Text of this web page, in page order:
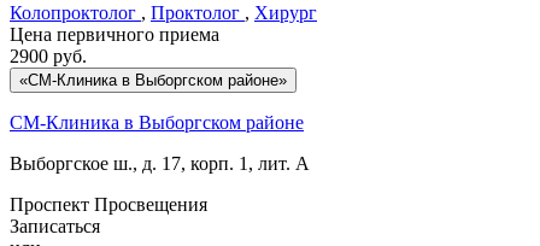
Колопроктолог , Проктолог , Хирург
Цена первичного приема
2900 руб.
«СМ-Клиника в Выборгском районе»
СМ-Клиника в Выборгском районе
Выборгское ш., д. 17, корп. 1, лит. А
Проспект Просвещения
Записаться